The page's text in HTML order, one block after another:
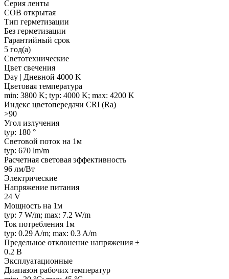
Серия ленты
COB открытая
Тип герметизации
Без герметизации
Гарантийный срок
5 год(а)
Светотехнические
Цвет свечения
Day | Дневной 4000 K
Цветовая температура
min: 3800 K; typ: 4000 K; max: 4200 K
Индекс цветопередачи CRI (Ra)
>90
Угол излучения
typ: 180 °
Световой поток на 1м
typ: 670 lm/m
Расчетная световая эффективность
96 лм/Вт
Электрические
Напряжение питания
24 V
Мощность на 1м
typ: 7 W/m; max: 7.2 W/m
Ток потребления 1м
typ: 0.29 A/m; max: 0.3 A/m
Предельное отклонение напряжения ±
0.2 В
Эксплуатационные
Диапазон рабочих температур